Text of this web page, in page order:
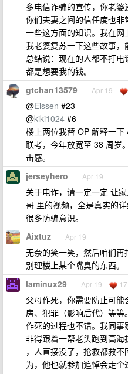
多电信诈骗的宣传，你老
你们夫妻之间的信任度也
一些这方面的知识。我在
我老婆复苏一下这些故事
总结说：现在的人都不打电
都是想要我的钱。
gtchan13579 Apr 19
@Eissen #23
@kiki1024 #6
楼上两位我替 OP 解释一
联考，今年放宽至 38 周岁
击感。
jerseyhero Apr 19
关于电诈，请一定一定 让
哥 里的视频，全是真实的
很多防骗意识。
Aixtuz Apr 19
无奈的笑一笑，然后咱们再
别理楼上某个嘴臭的东西。
laminux29 Apr 19 17
父母作死，你需要防止可
房、犯罪（影响后代）等
作死的过程也不错。我同事
非得跟着一帮老头跑到高
，人直接没了，抢救都救
为，他也就参加追悼会走个